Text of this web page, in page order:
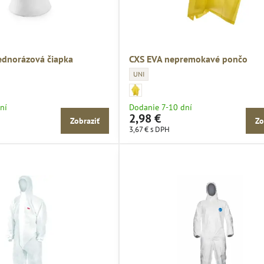
čiapka
čiapka - VELKOSTI pracovné oblečenie:
čiapka - nepremokave oblecenie:
čiapka
Zobraziť
CXS EVA nepremokavé pončo
CXS EVA nepremokavé pončo - VELKOSTI
UNI
CXS EVA nepremokavé pončo - nepremokave
CXS EVA
Dodanie 7-10 dní
2,98 €
3,67 €s DPH